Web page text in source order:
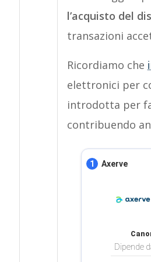
l’acquisto del
transazioni
Ricordiamo che
elettronici per
introdotta per
contribuendo
1 Axerve
Dipende